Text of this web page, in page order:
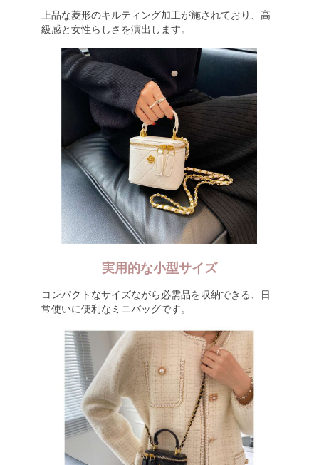
上品な菱形のキルティング加工が施されており、高
級感と女性らしさを演出します。
実用的な小型サイズ
コンパクトなサイズながら必需品を収納できる、日
常使いに便利なミニバッグです。